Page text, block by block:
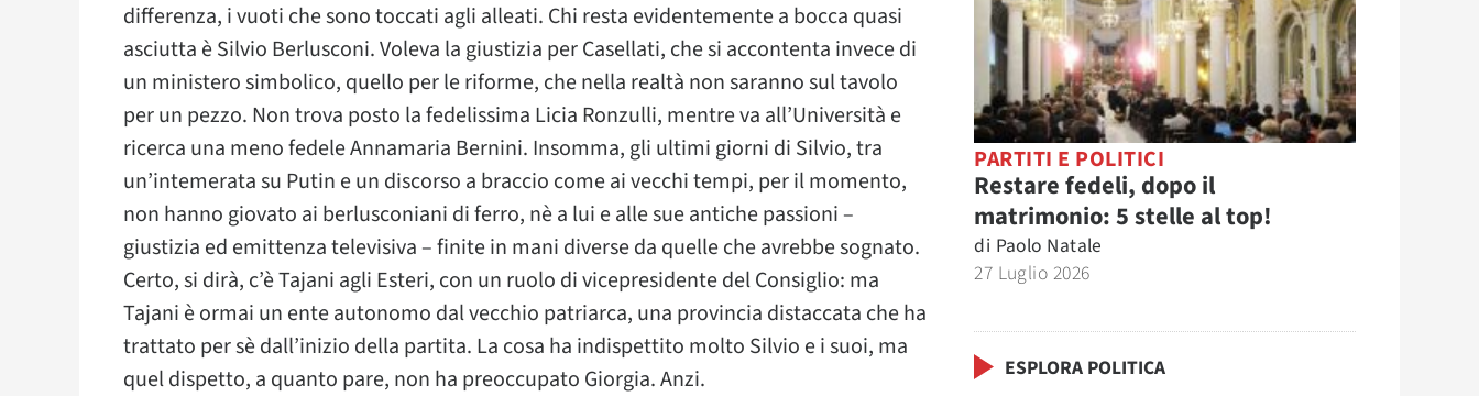
differenza, i vuoti che sono toccati agli alleati. Chi resta evidentemente a bocca quasi
asciutta è Silvio Berlusconi. Voleva la giustizia per Casellati, che si accontenta invece di
un ministero simbolico, quello per le riforme, che nella realtà non saranno sul tavolo
per un pezzo. Non trova posto la fedelissima Licia Ronzulli, mentre va all’Università e
ricerca una meno fedele Annamaria Bernini. Insomma, gli ultimi giorni di Silvio, tra
un’intemerata su Putin e un discorso a braccio come ai vecchi tempi, per il momento,
non hanno giovato ai berlusconiani di ferro, nè a lui e alle sue antiche passioni –
giustizia ed emittenza televisiva – finite in mani diverse da quelle che avrebbe sognato.
Certo, si dirà, c’è Tajani agli Esteri, con un ruolo di vicepresidente del Consiglio: ma
Tajani è ormai un ente autonomo dal vecchio patriarca, una provincia distaccata che ha
trattato per sè dall’inizio della partita. La cosa ha indispettito molto Silvio e i suoi, ma
quel dispetto, a quanto pare, non ha preoccupato Giorgia. Anzi.
PARTITI E POLITICI
Restare fedeli, dopo il
matrimonio: 5 stelle al top!
di Paolo Natale
27 Luglio 2026
ESPLORA POLITICA